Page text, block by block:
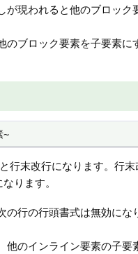
が現われると他のブロック
のブロック要素を子要素に
~
行末改行になります。行
ります。
の行の行頭書式は無効にな
他のインライン要素の子要